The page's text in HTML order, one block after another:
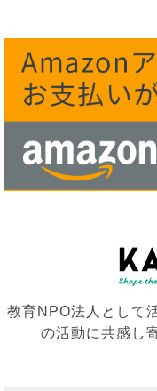
教育NPO法人として
の活動に共感し